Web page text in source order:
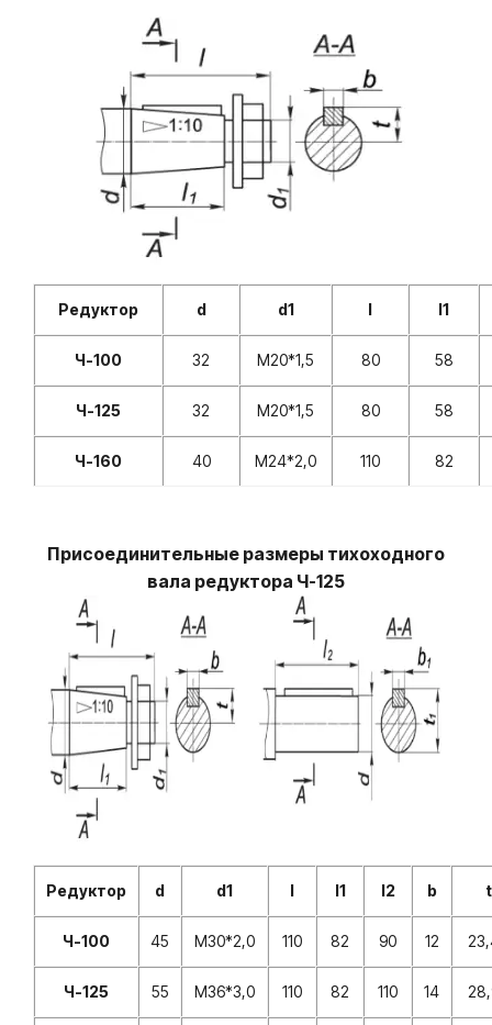
Редуктор d d1 l l1
Ч-100 32 M20*1,5 80 58
Ч-125 32 М20*1,5 80 58
Ч-160 40 М24*2,0 110 82
Присоединительные размеры тихоходного
вала редуктора Ч-125
Редуктор d d1 l l1 l2 b t
Ч-100 45 M30*2,0 110 82 90 12
Ч-125 55 М36*3,0 110 82 110 14